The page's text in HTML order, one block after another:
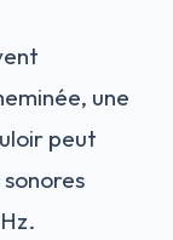
une
peut